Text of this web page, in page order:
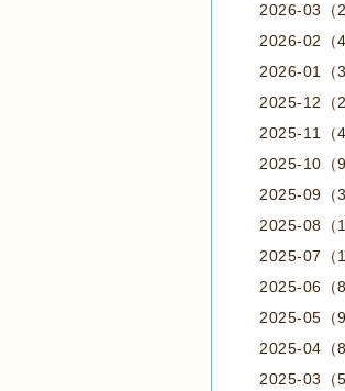
2026-03（2
2026-02（4
2026-01（3
2025-12（2
2025-11（4
2025-10（9
2025-09（3
2025-08（
2025-07（
2025-06（8
2025-05（9
2025-04（8
2025-03（5